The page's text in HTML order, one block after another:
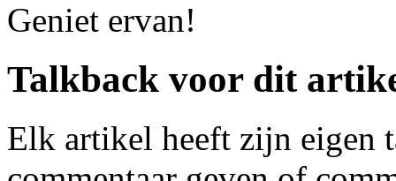
Geniet ervan!
Talkback voor dit
Elk artikel heeft zijn eigen